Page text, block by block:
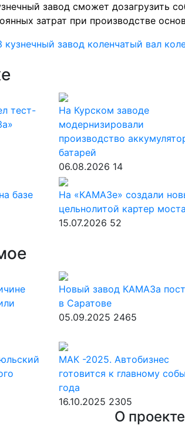
завод сможет дозагрузить
затрат при производстве
кузнечный завод коленчатый вал
тест-
На Курском заводе
модернизировали
производство
батарей
06.08.2026 14
базе
На «КАМАЗе» создали
цельнолитой картер моста
15.07.2026 52
Новый завод КАМАЗа
в Саратове
05.09.2025 2465
МАК -2025. Автобизнес
готовится к главному
года
16.10.2025 2305
О проекте